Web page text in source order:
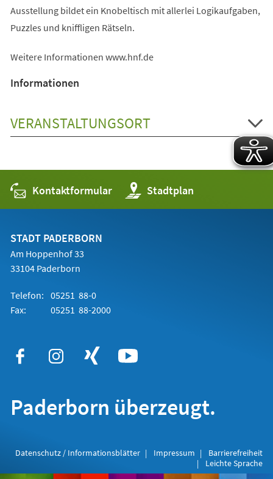
Ausstellung bildet ein Knobeltisch mit allerlei Logikaufgaben,
Puzzles und kniffligen Rätseln.
Weitere Informationen www.hnf.de
Informationen
VERANSTALTUNGSORT
Kontaktformular Stadtplan
(Öffnet
in
einem
STADT PADERBORN
Am Hoppenhof 33
33104 Paderborn
Telefon: 05251 88-0
Fax:
05251 88-2000
Paderborn überzeugt.
Datenschutz / Informationsblätter Impressum
Barrierefreiheit
Leichte Sprache